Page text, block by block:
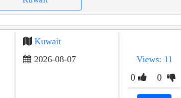
Kuwait
2026-08-07
Views: 11
0 0